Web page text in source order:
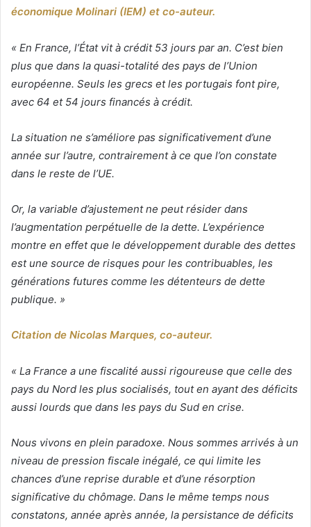
économique Molinari (IEM) et co-auteur.
« En France, l’État vit à crédit 53 jours par an. C’est bien
plus que dans la quasi-totalité des pays de l’Union
européenne. Seuls les grecs et les portugais font pire,
avec 64 et 54 jours financés à crédit.
La situation ne s’améliore pas significativement d’une
année sur l’autre, contrairement à ce que l’on constate
dans le reste de l’UE.
Or, la variable d’ajustement ne peut résider dans
l’augmentation perpétuelle de la dette. L’expérience
montre en effet que le développement durable des dettes
est une source de risques pour les contribuables, les
générations futures comme les détenteurs de dette
publique. »
Citation de Nicolas Marques, co-auteur.
« La France a une fiscalité aussi rigoureuse que celle des
pays du Nord les plus socialisés, tout en ayant des déficits
aussi lourds que dans les pays du Sud en crise.
Nous vivons en plein paradoxe. Nous sommes arrivés à un
niveau de pression fiscale inégalé, ce qui limite les
chances d’une reprise durable et d’une résorption
significative du chômage. Dans le même temps nous
constatons, année après année, la persistance de déficits